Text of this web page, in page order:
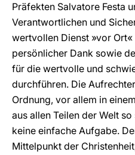
Präfekten Salvatore Festa
Verantwortlichen und
wertvollen Dienst »vor
persönlicher Dank sowie
für die wertvolle und
durchführen. Die
Ordnung, vor allem in
aus allen Teilen der Welt
keine einfache Aufgabe.
Mittelpunkt der